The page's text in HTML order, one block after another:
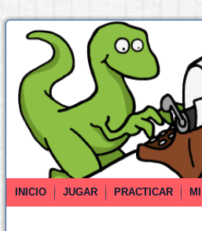
INICIO JUGAR PRACTICAR